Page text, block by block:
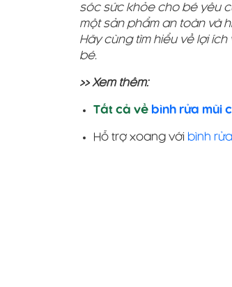
sóc sức khỏe cho bé yêu
một sản phẩm an toàn và
Hãy cùng tìm hiểu về lợi
bé.
>> Xem thêm:
Tất cả về bình rửa mũi
Hỗ trợ xoang với bình